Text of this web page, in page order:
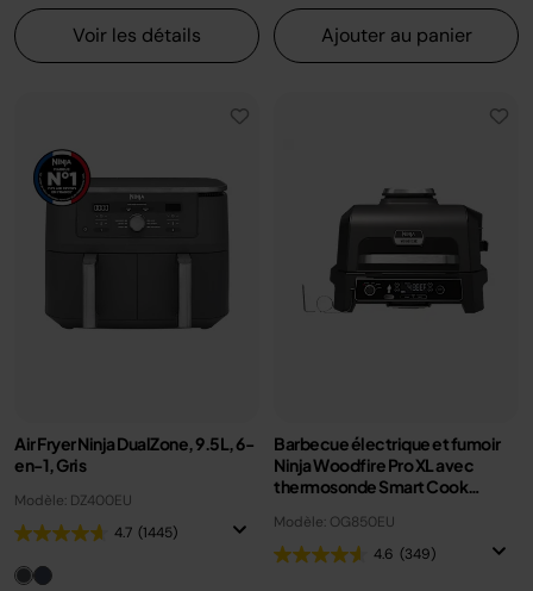
Voir les détails Ajouter au panier
Air Fryer Ninja DualZone, 9.5L, 6-
en-1, Gris
Modèle: DZ400EU
4.7 (1445)
Barbecue électrique et fumoir
Ninja Woodfire Pro XL avec
thermosonde Smart Cook
Modèle: OG850EU
4.6 (349)